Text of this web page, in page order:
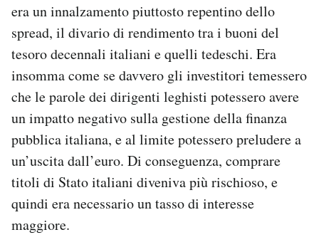
era un innalzamento piuttosto repentino dello
spread, il divario di rendimento tra i buoni del
tesoro decennali italiani e quelli tedeschi. Era
insomma come se davvero gli investitori temessero
che le parole dei dirigenti leghisti potessero avere
un impatto negativo sulla gestione della finanza
pubblica italiana, e al limite potessero preludere a
un’uscita dall’euro. Di conseguenza, comprare
titoli di Stato italiani diveniva più rischioso, e
quindi era necessario un tasso di interesse
maggiore.